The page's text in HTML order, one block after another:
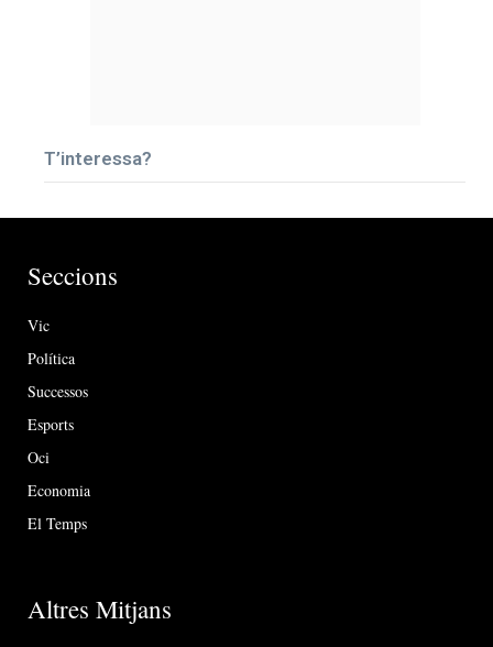
T’interessa?
Seccions
Vic
Política
Successos
Esports
Oci
Economia
El Temps
Altres Mitjans